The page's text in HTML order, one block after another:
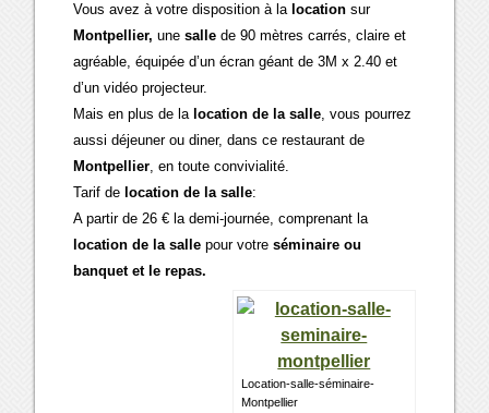
Vous avez à votre disposition à la location sur
Montpellier, unesalle de 90 mètres carrés, claire et
agréable, équipée d’un écran géant de 3M x 2.40 et
d’un vidéo projecteur.
Mais en plus de la location de la salle, vous pourrez
aussi déjeuner ou diner, dans ce restaurant de
Montpellier, en toute convivialité.
Tarif de location de la salle:
A partir de 26 € la demi-journée, comprenant la
location de la salle pour votreséminaire ou
banquet et le repas.
Location-salle-séminaire-
Montpellier